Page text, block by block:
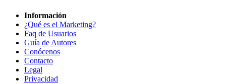
Información
¿Qué es el Marketing?
Faq de Usuarios
Guía de Autores
Conócenos
Contacto
Legal
Privacidad